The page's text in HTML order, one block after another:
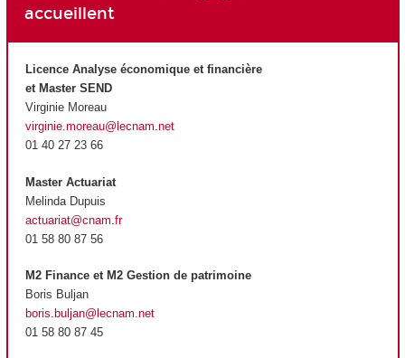
accueillent
Licence Analyse économique et financière
et Master SEND
Virginie Moreau
virginie.moreau@lecnam.net
01 40 27 23 66
Master Actuariat
Melinda Dupuis
actuariat@cnam.fr
01 58 80 87 56
M2 Finance et M2 Gestion de patrimoine
Boris Buljan
boris.buljan@lecnam.net
01 58 80 87 45